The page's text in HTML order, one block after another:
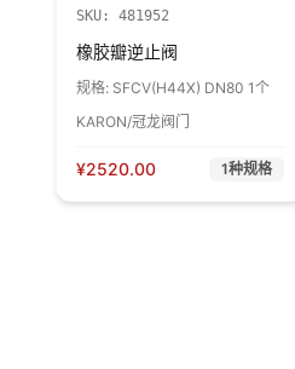
SKU: 481952
橡胶瓣逆止阀
规格: SFCV(H44X) DN80 1个
KARON/冠龙阀门
¥2520.00 1种规格